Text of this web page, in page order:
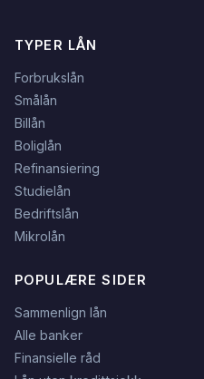
TYPER LÅN
Forbrukslån
Smålån
Billån
Boliglån
Refinansiering
Studielån
Bedriftslån
Mikrolån
POPULÆRE SIDER
Sammenlign lån
Alle banker
Finansielle råd